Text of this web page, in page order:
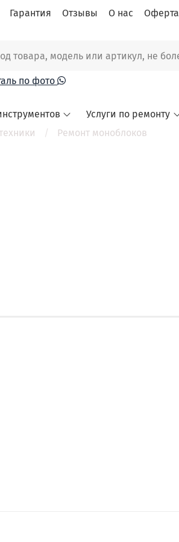
Гарантия Отзывы О нас Оферта
по фото
Услуги по ремонту
Ремонт моноблоков